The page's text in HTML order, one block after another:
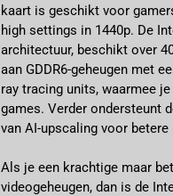
kaart is geschikt voor
high settings in 1440p. De
architectuur, beschikt over
aan GDDR6-geheugen met
ray tracing units, waarmee
games. Verder ondersteunt
van AI-upscaling voor
Als je een krachtige maar
videogeheugen, dan is de